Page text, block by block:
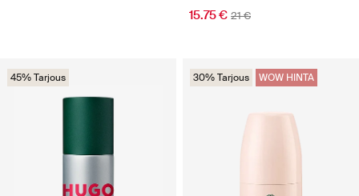
15.75 € 21 €
45% Tarjous 30% Tarjous WOW HINTA